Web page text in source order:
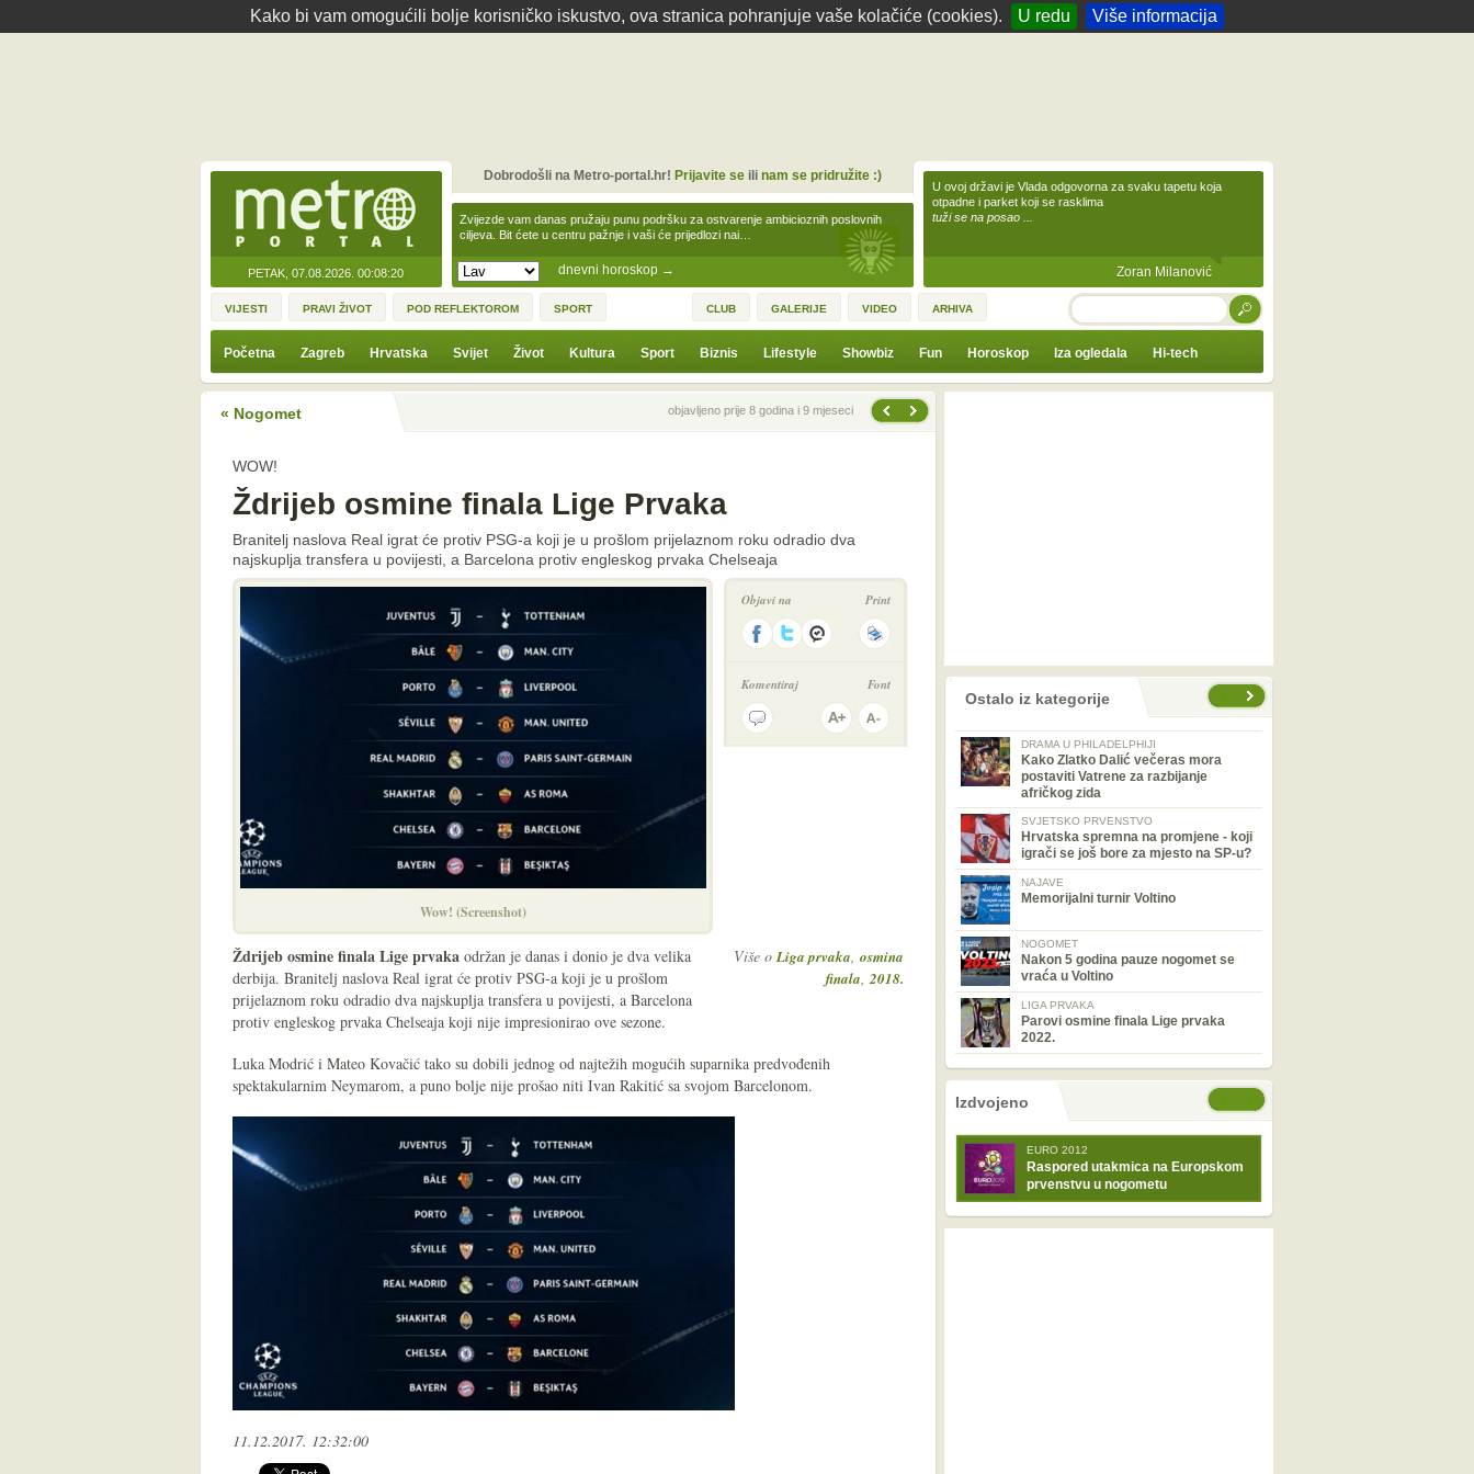
Kako bi vam omogućili bolje korisničko iskustvo, ova stranica pohranjuje vaše kolačiće (cookies). U redu Više informacija
PETAK, 07.08.2026. 00:08:20 dnevni horoskop →
Zvijezde vam danas pružaju punu podršku za ostvarenje ambicioznih poslovnih
ciljeva. Bit ćete u centru pažnje i vaši će prijedlozi nai…
Dobrodošli na Metro-portal.hr! Prijavite seili nam se pridružite :)
U ovoj državi je Vlada odgovorna za svaku tapetu koja
otpadne i parket koji se rasklima
tuži se na posao ...
Zoran Milanović
VIJESTI PRAVI ŽIVOT POD REFLEKTOROM SPORT CLUB GALERIJE VIDEO ARHIVA TRAŽI
Početna Zagreb Hrvatska Svijet Život Kultura Sport Biznis Lifestyle Showbiz Fun Horoskop Iza ogledala Hi-tech
« Nogomet Prethodna vijestobjavljeno prije 8 godina i 9 mjeseci
WOW!
Ždrijeb osmine finala Lige Prvaka
Branitelj naslova Real igrat će protiv PSG-a koji je u prošlom prijelaznom roku odradio dva
najskuplja transfera u povijesti, a Barcelona protiv engleskog prvaka Chelseaja
Wow! (Screenshot)
Objavi na Print
Komentiraj Font
Više oLiga prvaka, osmina
finala,2018.
Ždrijeb osmine finala Lige prvaka održan je danas i donio je dva velika
derbija. Branitelj naslova Real igrat će protiv PSG-a koji je u prošlom
prijelaznom roku odradio dva najskuplja transfera u povijesti, a Barcelona
protiv engleskog prvaka Chelseaja koji nije impresionirao ove sezone.
Luka Modrić i Mateo Kovačić tako su dobili jednog od najtežih mogućih suparnika predvođenih
spektakularnim Neymarom, a puno bolje nije prošao niti Ivan Rakitić sa svojom Barcelonom.
11.12.2017. 12:32:00
prethodno Ostalo iz kategorije
DRAMA U PHILADELPHIJI
Kako Zlatko Dalić večeras mora
postaviti Vatrene za razbijanje
afričkog zida
SVJETSKO PRVENSTVO
Hrvatska spremna na promjene - koji
igrači se još bore za mjesto na SP-u?
NAJAVE
Memorijalni turnir Voltino
NOGOMET
Nakon 5 godina pauze nogomet se
vraća u Voltino
LIGA PRVAKA
Parovi osmine finala Lige prvaka
2022.
nema prethodne stranice
nema sljedeće stranice
Izdvojeno
EURO 2012
Raspored utakmica na Europskom
prvenstvu u nogometu